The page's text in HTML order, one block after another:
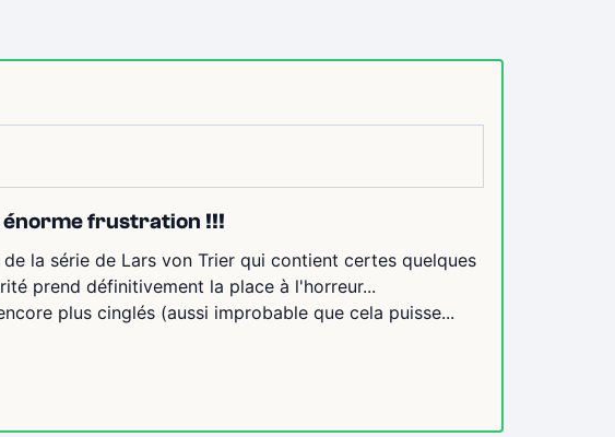
énorme frustration !!!
la série de Lars von Trier qui contient certes quelques
prend définitivement la place à l'horreur...
plus cinglés (aussi improbable que cela puisse...